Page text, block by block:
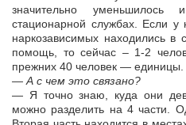
значительно
стационарной службах. Если
наркозависимых находились в
помощь, то сейчас – 1-2
прежних 40 человек — единицы.
— А с чем это связано?
— Я точно знаю, куда они
можно разделить на 4 части.